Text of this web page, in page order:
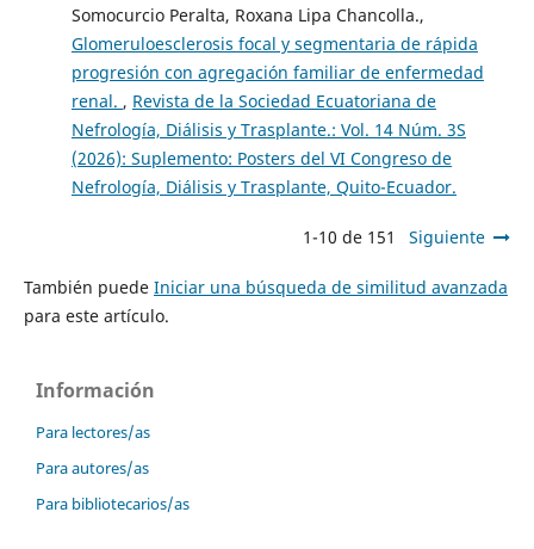
Somocurcio Peralta, Roxana Lipa Chancolla.,
Glomeruloesclerosis focal y segmentaria de rápida
progresión con agregación familiar de enfermedad
renal. , Revista de la Sociedad Ecuatoriana de
Nefrología, Diálisis y Trasplante.: Vol. 14 Núm. 3S
(2026): Suplemento: Posters del VI Congreso de
Nefrología, Diálisis y Trasplante, Quito-Ecuador.
1-10 de 151 Siguiente
También puede Iniciar una búsqueda de similitud avanzada
para este artículo.
Información
Para lectores/as
Para autores/as
Para bibliotecarios/as